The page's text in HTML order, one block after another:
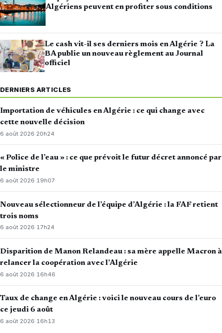
Algériens peuvent en profiter sous conditions
Le cash vit-il ses derniers mois en Algérie ? La
BA publie un nouveau règlement au Journal
officiel
DERNIERS ARTICLES
Importation de véhicules en Algérie : ce qui change avec
cette nouvelle décision
6 août 2026·20h24
« Police de l’eau » : ce que prévoit le futur décret annoncé par
le ministre
6 août 2026·19h07
Nouveau sélectionneur de l’équipe d’Algérie : la FAF retient
trois noms
6 août 2026·17h24
Disparition de Manon Relandeau : sa mère appelle Macron à
relancer la coopération avec l’Algérie
6 août 2026·16h46
Taux de change en Algérie : voici le nouveau cours de l’euro
ce jeudi 6 août
6 août 2026·16h13